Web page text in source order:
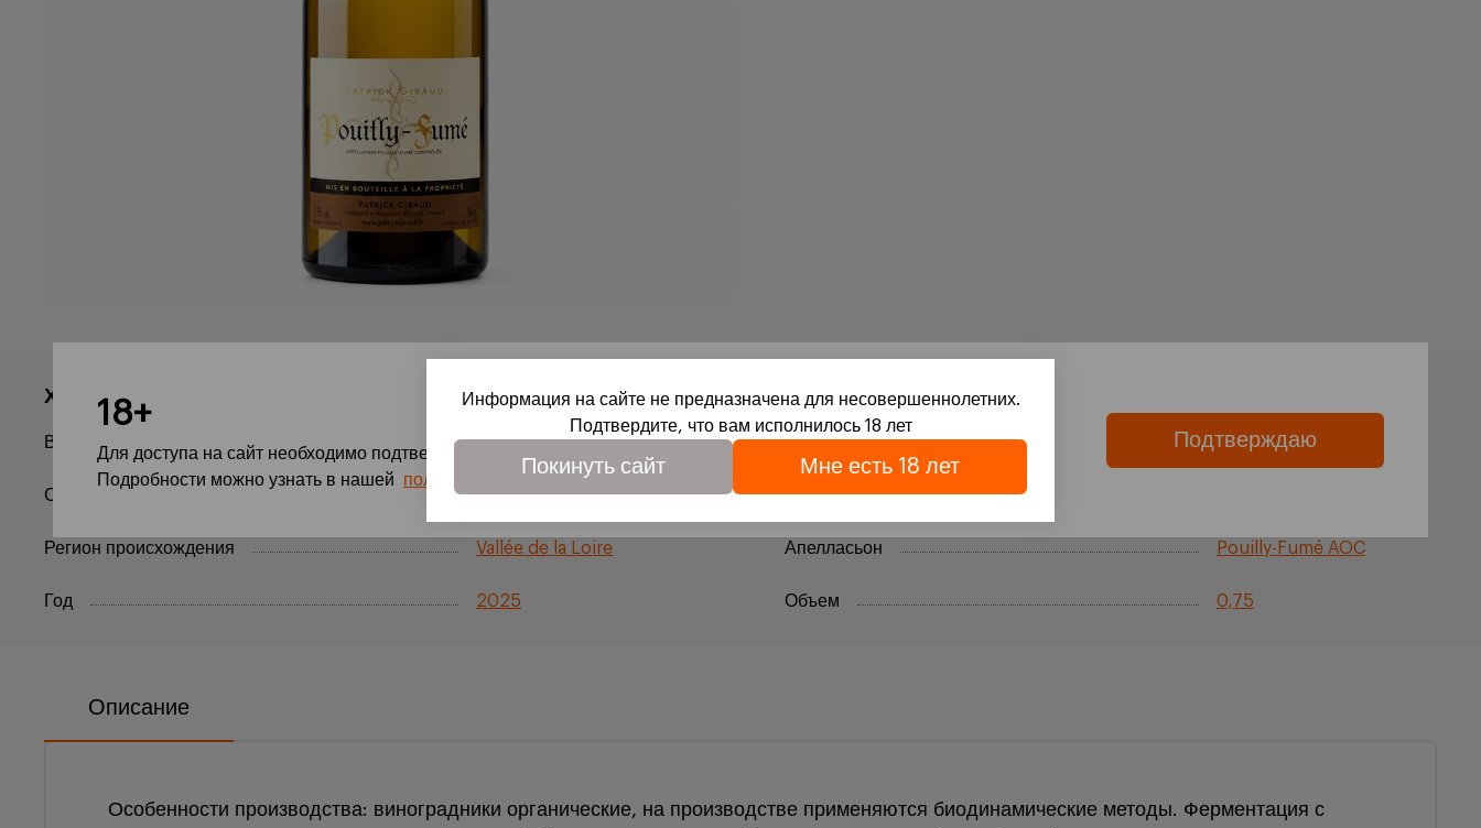
Характеристики
Вид продукции Вино Цвет Белое
Сахар Cухое Страна происхождения
Регион происхождения Vallée de la Loire Апелласьон Pouilly-Fumé AOC
Год 2025 Объем 0,75
Описание
Особенности производства: виноградники органические, на производстве применяются биодинамические методы. Ферментация с
18+
Для доступа на сайт необходимо подтвердить свое совершеннолетие и согласие на обработку файлов cookies.
Подробности можно узнать в нашей политике обработки персональных данных
Подтверждаю
Информация на сайте не предназначена для несовершеннолетних.
Подтвердите, что вам исполнилось 18 лет
Покинуть сайт Мне есть 18 лет